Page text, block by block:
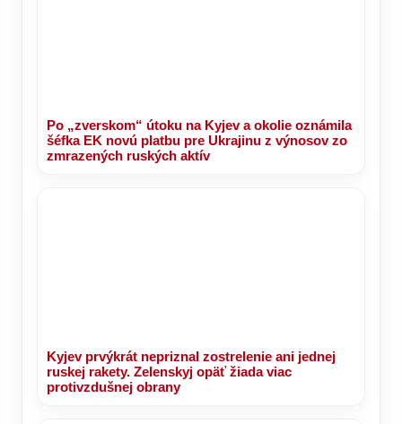
Po „zverskom“ útoku na Kyjev a okolie oznámila
šéfka EK novú platbu pre Ukrajinu z výnosov zo
zmrazených ruských aktív
Kyjev prvýkrát nepriznal zostrelenie ani jednej
ruskej rakety. Zelenskyj opäť žiada viac
protivzdušnej obrany